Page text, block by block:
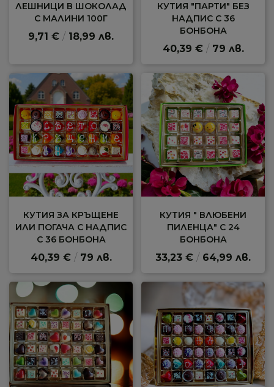
ЛЕШНИЦИ В ШОКОЛАД
С МАЛИНИ 100Г
9,71 € / 18,99 лв.
КУТИЯ "ПАРТИ" БЕЗ
НАДПИС С 36
БОНБОНА
40,39 € /79 лв.
КУТИЯ ЗА КРЪЩЕНЕ
ИЛИ ПОГАЧА С НАДПИС
С 36 БОНБОНА
40,39 € /79 лв.
КУТИЯ " ВЛЮБЕНИ
ПИЛЕНЦА" С 24
БОНБОНА
33,23 € / 64,99 лв.